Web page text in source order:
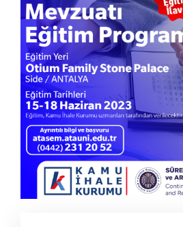
Formlar
Portal
İletişim